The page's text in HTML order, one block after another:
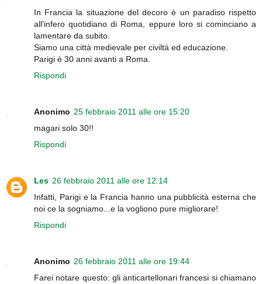
In Francia la situazione del decoro è un paradiso rispetto
all'infero quotidiano di Roma, eppure loro si cominciano a
lamentare da subito.
Siamo una città medievale per civiltà ed educazione.
Parigi è 30 anni avanti a Roma.
Rispondi
Anonimo 25 febbraio 2011 alle ore 15:20
magari solo 30!!
Rispondi
Les 26 febbraio 2011 alle ore 12:14
Infatti, Parigi e la Francia hanno una pubblicità esterna che
noi ce la sogniamo...e la vogliono pure migliorare!
Rispondi
Anonimo 26 febbraio 2011 alle ore 19:44
Farei notare questo: gli anticartellonari francesi si chiamano